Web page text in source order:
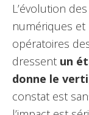
L’évolution
numériques et
opératoires
dressent un
donne le
constat est